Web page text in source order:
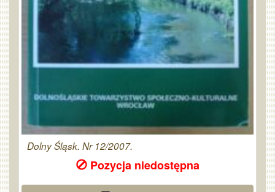
Dolny Śląsk. Nr 12/2007.
Pozycja niedostępna